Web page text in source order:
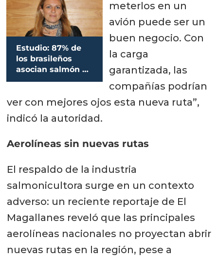
Estudio: 87% de
los brasileños
asocian salmón de
Chile a un
saludable y de
meterlos en un
avión puede ser un
buen negocio. Con
la carga
garantizada, las
compañías podrían
ver con mejores ojos esta nueva ruta”,
indicó la autoridad.
Aerolíneas sin nuevas rutas
El respaldo de la industria
salmonicultora surge en un contexto
adverso: un reciente reportaje de El
Magallanes reveló que las principales
aerolíneas nacionales no proyectan abrir
nuevas rutas en la región, pese a